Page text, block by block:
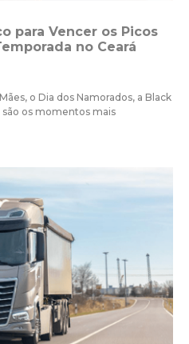
para Vencer os Picos
no Ceará
o Dia dos Namorados, a Black
são os momentos mais